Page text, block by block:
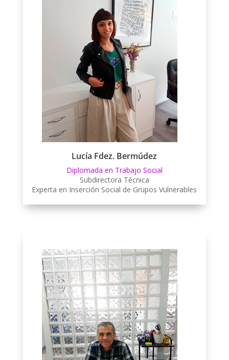
Lucía Fdez. Bermúdez
Diplomada en Trabajo Social
Subdirectora Técnica
Experta en Inserción Social de Grupos Vulnerables